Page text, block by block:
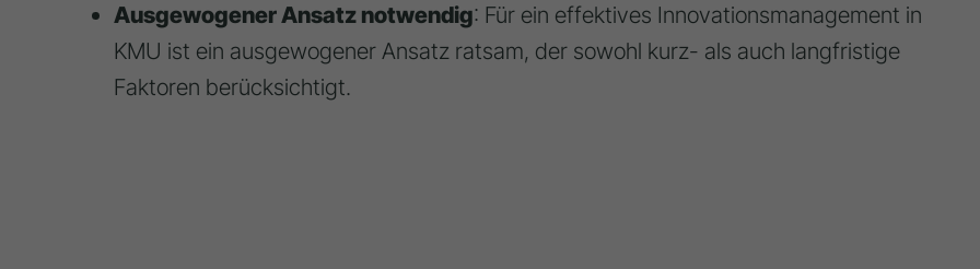
Ausgewogener Ansatz notwendig: Für ein effektives Innovationsmanagement in
KMU ist ein ausgewogener Ansatz ratsam, der sowohl kurz- als auch langfristige
Faktoren berücksichtigt.